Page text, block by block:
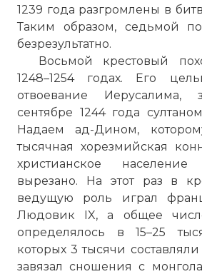
1239 года разгромлены в
Таким образом, седьмой
безрезультатно.
Восьмой крестовый
1248–1254 годах. Его
отвоевание Иерусалима,
сентябре 1244 года
Надаем ад-Дином,
тысячная хорезмийская
христианское
вырезано. На этот раз в
ведущую роль играл
Людовик IX, а общее
определялось в 15–25
которых 3 тысячи
завязал сношения с